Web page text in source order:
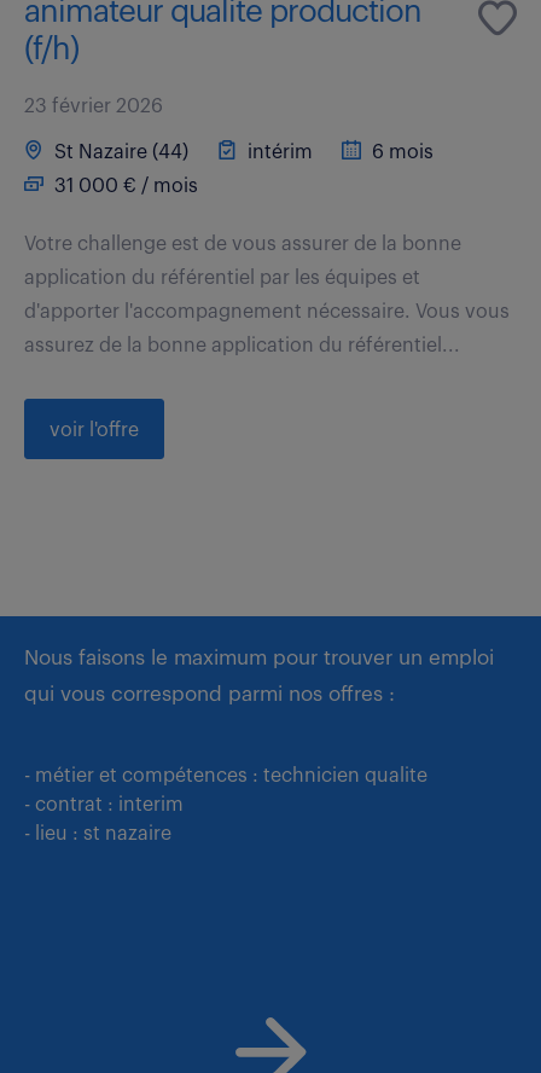
animateur qualite production
(f/h)
23 février 2026
St Nazaire (44) intérim
6 mois
31 000 € / mois
Votre challenge est de vous assurer de la bonne
application du référentiel par les équipes et
d'apporter l'accompagnement nécessaire. Vous vous
assurez de la bonne application du référentiel...
voir l'offre
Nous faisons le maximum pour trouver un emploi
qui vous correspond parmi nos offres :
- métier et compétences : technicien qualite
- contrat : interim
- lieu : st nazaire